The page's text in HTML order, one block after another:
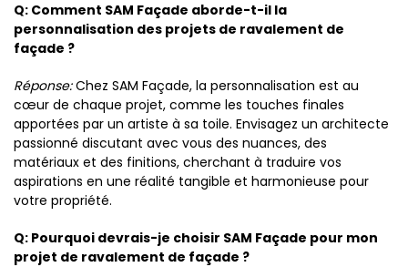
Q: Comment SAM Façade aborde-t-il la
personnalisation des projets de ravalement de
façade ?
Réponse:Chez SAM Façade, la personnalisation est au
cœur de chaque projet, comme les touches finales
apportées par un artiste à sa toile. Envisagez un architecte
passionné discutant avec vous des nuances, des
matériaux et des finitions, cherchant à traduire vos
aspirations en une réalité tangible et harmonieuse pour
votre propriété.
Q: Pourquoi devrais-je choisir SAM Façade pour mon
projet de ravalement de façade ?